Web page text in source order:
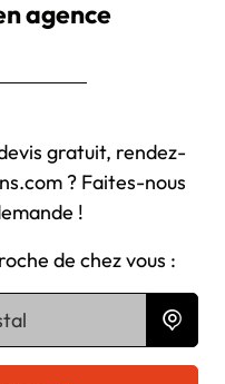
agence
gratuit, rendez-
? Faites-nous
!
de chez vous :